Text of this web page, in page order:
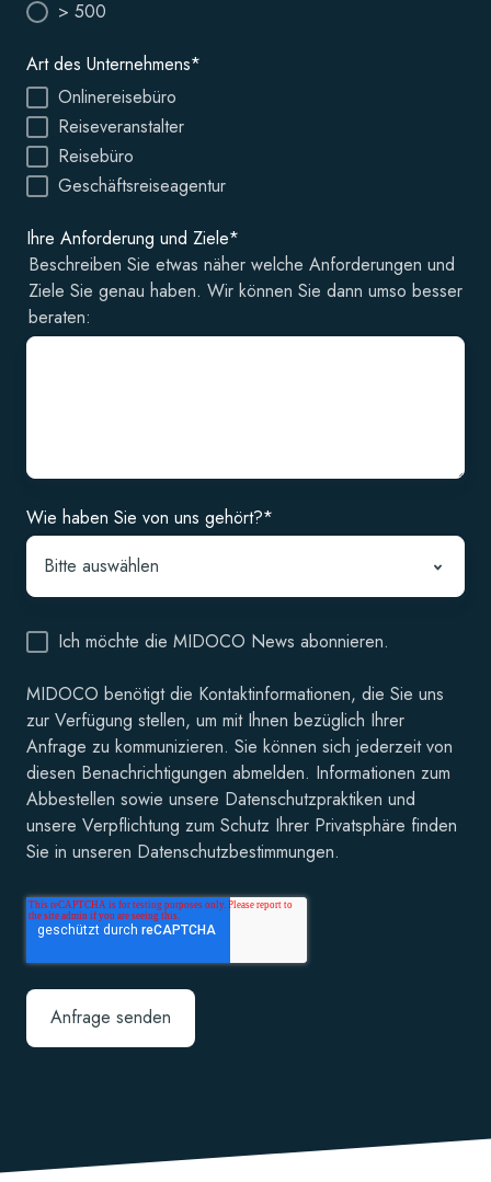
> 500
Art des Unternehmens*
Onlinereisebüro
Reiseveranstalter
Reisebüro
Geschäftsreiseagentur
Ihre Anforderung und Ziele*
Beschreiben Sie etwas näher welche Anforderungen und
Ziele Sie genau haben. Wir können Sie dann umso besser
beraten:
Wie haben Sie von uns gehört?*
Ich möchte die MIDOCO News abonnieren.
MIDOCO benötigt die Kontaktinformationen, die Sie uns
zur Verfügung stellen, um mit Ihnen bezüglich Ihrer
Anfrage zu kommunizieren. Sie können sich jederzeit von
diesen Benachrichtigungen abmelden. Informationen zum
Abbestellen sowie unsere Datenschutzpraktiken und
unsere Verpflichtung zum Schutz Ihrer Privatsphäre finden
Sie in unseren Datenschutzbestimmungen.